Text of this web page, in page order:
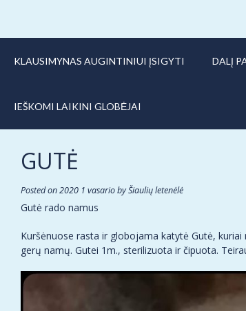
KLAUSIMYNAS AUGINTINIUI ĮSIGYTI DALĮ
IEŠKOMI LAIKINI GLOBĖJAI
GUTĖ
Posted on2020 1 vasariobyŠiaulių letenėlė
Gutė rado namus
Kuršėnuose rasta ir globojama katytė Gutė,
gerų namų. Gutei 1m., sterilizuota ir čipuota.